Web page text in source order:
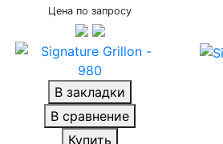
Цена по запросу
В закладки
В сравнение
Купить